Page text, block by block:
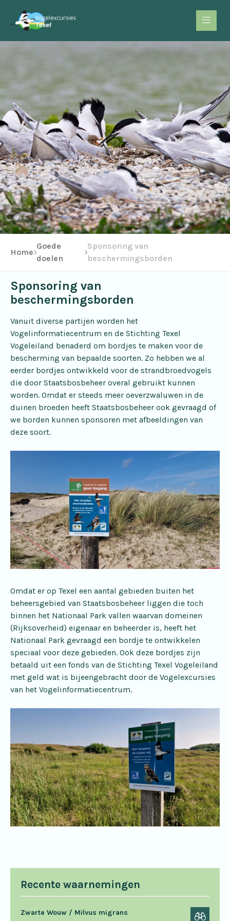
Home
Goede
doelen
Sponsoring van
beschermingsborden
Recente waarnemingen
Zwarte Wouw / Milvus migrans
Sponsoring van
beschermingsborden
Vanuit diverse partijen worden het
Vogelinformatiecentrum en de Stichting Texel
Vogeleiland benaderd om bordjes te maken voor de
bescherming van bepaalde soorten. Zo hebben we al
eerder bordjes ontwikkeld voor de strandbroedvogels
die door Staatsbosbeheer overal gebruikt kunnen
worden. Omdat er steeds meer oeverzwaluwen in de
duinen broeden heeft Staatsbosbeheer ook gevraagd of
we borden kunnen sponsoren met afbeeldingen van
deze soort.
Omdat er op Texel een aantal gebieden buiten het
beheersgebied van Staatsbosbeheer liggen die toch
binnen het Nationaal Park vallen waarvan domeinen
(Rijksoverheid) eigenaar en beheerder is, heeft het
Nationaal Park gevraagd een bordje te ontwikkelen
speciaal voor deze gebieden. Ook deze bordjes zijn
betaald uit een fonds van de Stichting Texel Vogeleiland
met geld wat is bijeengebracht door de Vogelexcursies
van het Vogelinformatiecentrum.